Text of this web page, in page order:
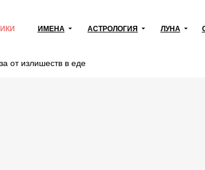
ИМЕНА АСТРОЛОГИЯ ЛУНА
от излишеств в еде